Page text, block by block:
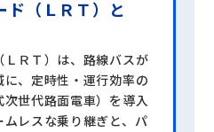
ド（ＬＲＴ）と
ＲＴ）は、路線バスが
、定時性・運行効率の
世代路面電車）を導入
ムレスな乗り継ぎと、パ